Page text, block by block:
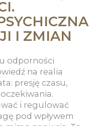
I ZMIAN
odporności
na realia
presję czasu,
i regulować
pod wpływem